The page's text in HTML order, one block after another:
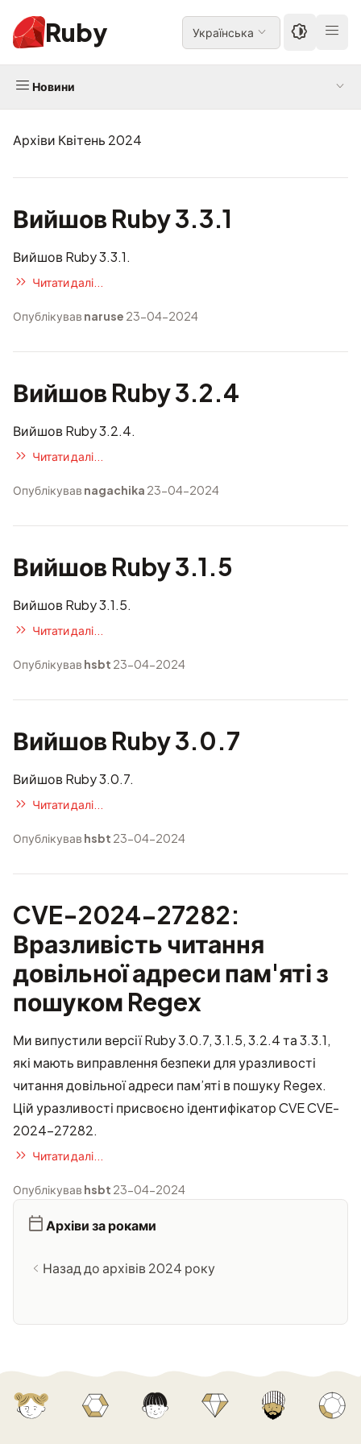
Ruby Українська
Новини
Архіви Квітень 2024
Вийшов Ruby 3.3.1
Вийшов Ruby 3.3.1.
Читати далі...
Опублікував naruse 23-04-2024
Вийшов Ruby 3.2.4
Вийшов Ruby 3.2.4.
Читати далі...
Опублікував nagachika 23-04-2024
Вийшов Ruby 3.1.5
Вийшов Ruby 3.1.5.
Читати далі...
Опублікував hsbt 23-04-2024
Вийшов Ruby 3.0.7
Вийшов Ruby 3.0.7.
Читати далі...
Опублікував hsbt 23-04-2024
CVE-2024-27282:
Вразливість читання
довільної адреси пам'яті з
пошуком Regex
Ми випустили версії Ruby 3.0.7, 3.1.5, 3.2.4 та 3.3.1,
які мають виправлення безпеки для уразливості
читання довільної адреси пам’яті в пошуку Regex.
Цій уразливості присвоєно ідентифікатор CVECVE-
2024-27282.
Читати далі...
Опублікував hsbt 23-04-2024
Архіви за роками
Назад до архівів 2024 року